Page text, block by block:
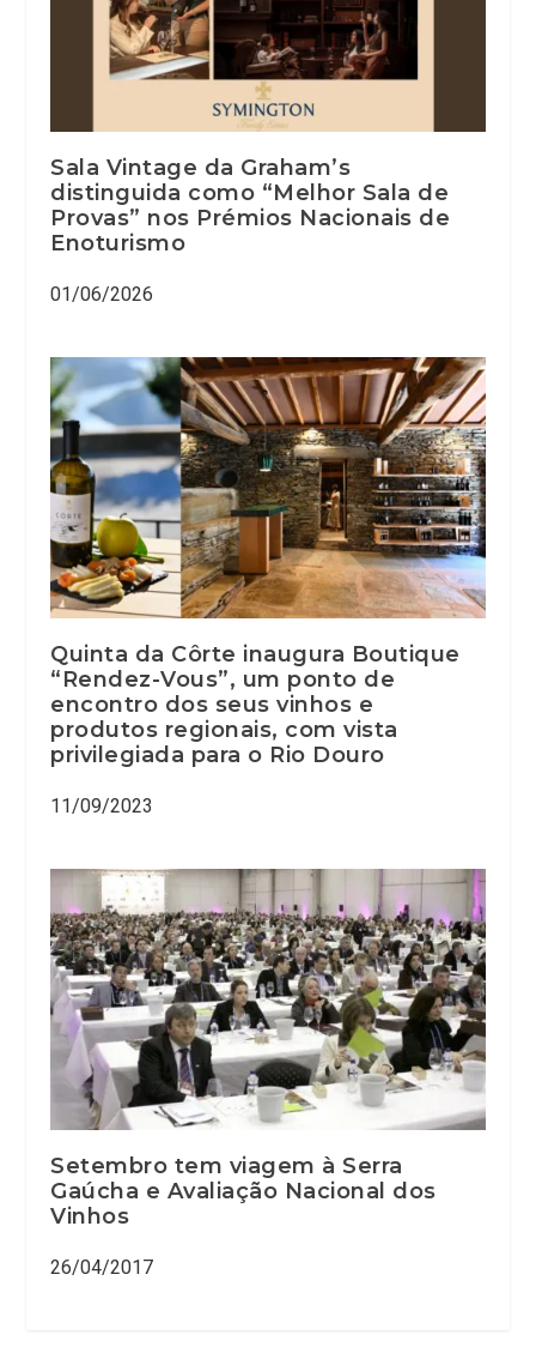
Sala Vintage da Graham’s
distinguida como “Melhor Sala de
Provas” nos Prémios Nacionais de
Enoturismo
01/06/2026
Quinta da Côrte inaugura Boutique
“Rendez-Vous”, um ponto de
encontro dos seus vinhos e
produtos regionais, com vista
privilegiada para o Rio Douro
11/09/2023
Setembro tem viagem à Serra
Gaúcha e Avaliação Nacional dos
Vinhos
26/04/2017